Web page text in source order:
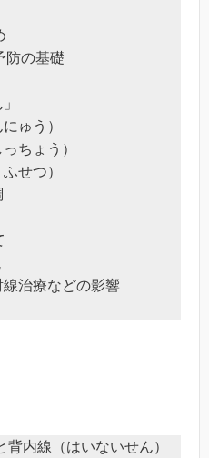
防の基礎
ゅう）
ちょう）
せつ）
治療などの影響
内線（はいないせん）